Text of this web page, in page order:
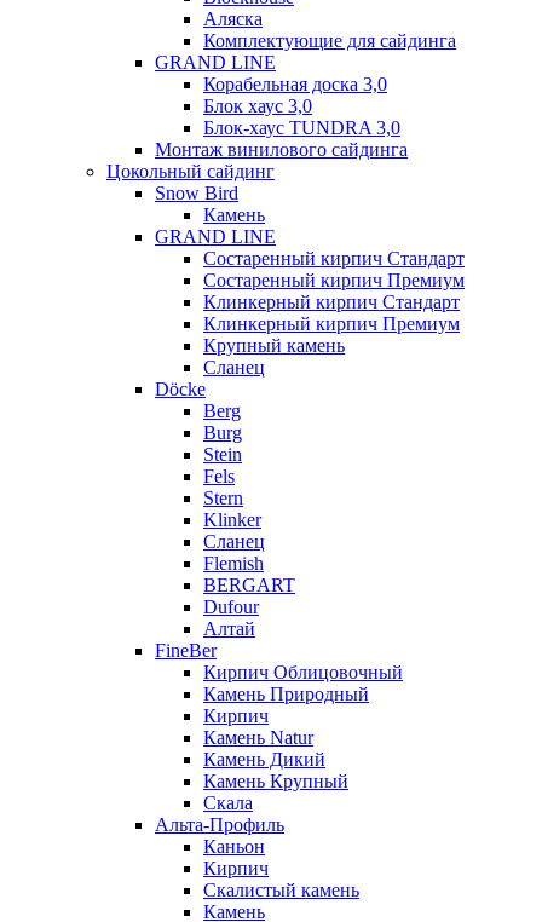
Аляска
Комплектующие для сайдинга
GRAND LINE
Корабельная доска 3,0
Блок хаус 3,0
Блок-хаус TUNDRA 3,0
Монтаж винилового сайдинга
Цокольный сайдинг
Snow Bird
Камень
GRAND LINE
Состаренный кирпич Стандарт
Состаренный кирпич Премиум
Клинкерный кирпич Стандарт
Клинкерный кирпич Премиум
Крупный камень
Сланец
Döcke
Berg
Burg
Stein
Fels
Stern
Klinker
Сланец
Flemish
BERGART
Dufour
Алтай
FineBer
Кирпич Облицовочный
Камень Природный
Кирпич
Камень Natur
Камень Дикий
Камень Крупный
Скала
Альта-Профиль
Каньон
Кирпич
Скалистый камень
Камень